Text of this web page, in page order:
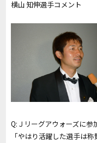
横山 知伸選手コメント
Q:Ｊリーグアウォーズに参
「やはり活躍した選手は